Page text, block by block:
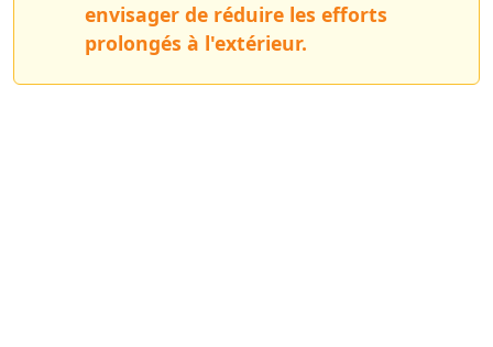
envisager de réduire les efforts
prolongés à l'extérieur.